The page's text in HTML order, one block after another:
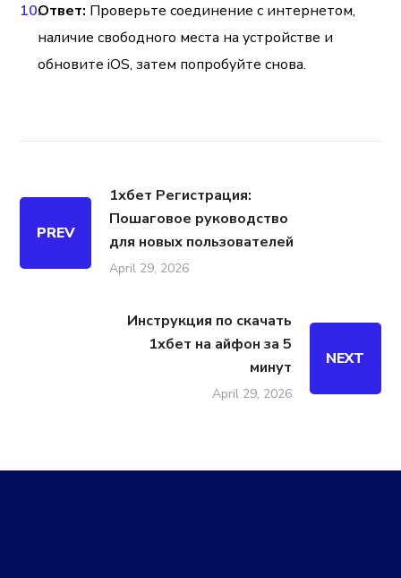
Ответ: Проверьте соединение с интернетом,
наличие свободного места на устройстве и
обновите iOS, затем попробуйте снова.
PREV
1хбет Регистрация:
Пошаговое руководство
для новых пользователей
April 29, 2026
Инструкция по скачать
1хбет на айфон за 5
минут
April 29, 2026
NEXT